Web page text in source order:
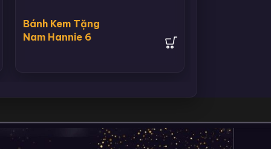
Bánh Kem Tặng
Nam Hannie 6